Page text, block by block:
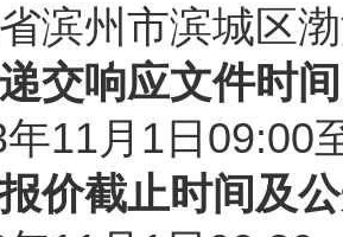
滨州市滨城区
交响应文件时间
11月 1日09:00
价截止时间及